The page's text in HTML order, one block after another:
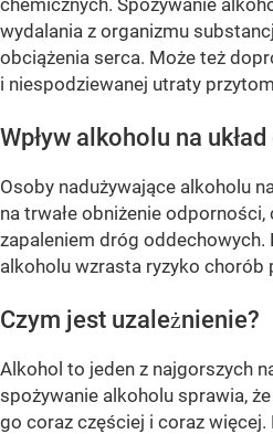
wydalania z organizmu
obciążenia serca. Może też
i niespodziewanej utraty
Wpływ alkoholu na
Osoby nadużywające alkoholu
na trwałe obniżenie
zapaleniem dróg oddechowych.
alkoholu wzrasta ryzyko chorób
Czym jest uzależnienie?
Alkohol to jeden z najgorszych
spożywanie alkoholu sprawia,
go coraz częściej i coraz więcej.